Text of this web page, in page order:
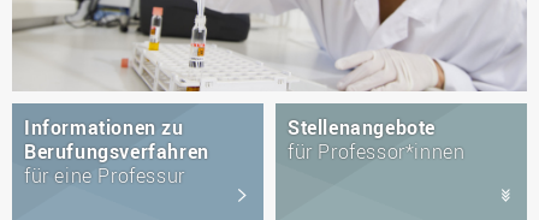
Informationen zu
Berufungsverfahren
für eine Professur
Stellenangebote
für Professor*innen